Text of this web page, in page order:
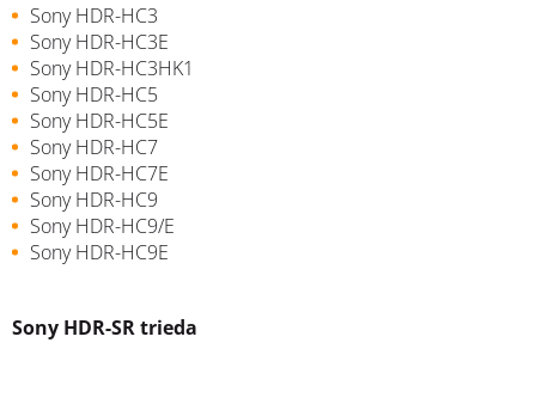
Sony HDR-HC3
Sony HDR-HC3E
Sony HDR-HC3HK1
Sony HDR-HC5
Sony HDR-HC5E
Sony HDR-HC7
Sony HDR-HC7E
Sony HDR-HC9
Sony HDR-HC9/E
Sony HDR-HC9E
Sony HDR-SR trieda